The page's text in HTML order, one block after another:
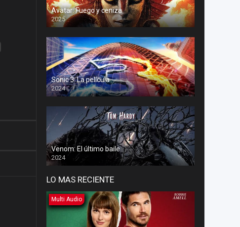
Avatar: Fuego y ceniza
2025
Sonic 3: La película
2024
Venom: El último baile
2024
LO MAS RECIENTE
Multi Audio